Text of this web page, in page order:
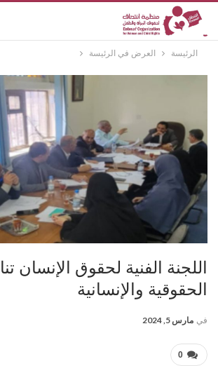
الرئيسة العرض في الرئيسة
اللجنة الفنية لحقوق الإنسان
الحقوقية والإنسانية
في مارس 5, 2024
0